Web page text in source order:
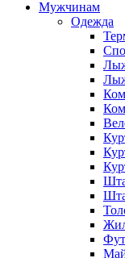
Мужчинам
Одежда